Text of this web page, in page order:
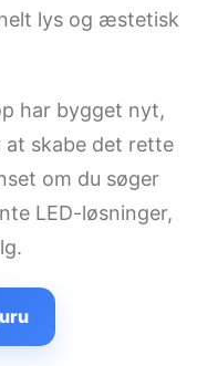
lys og æstetisk
har bygget nyt,
at skabe det rette
om du søger
LED-løsninger,